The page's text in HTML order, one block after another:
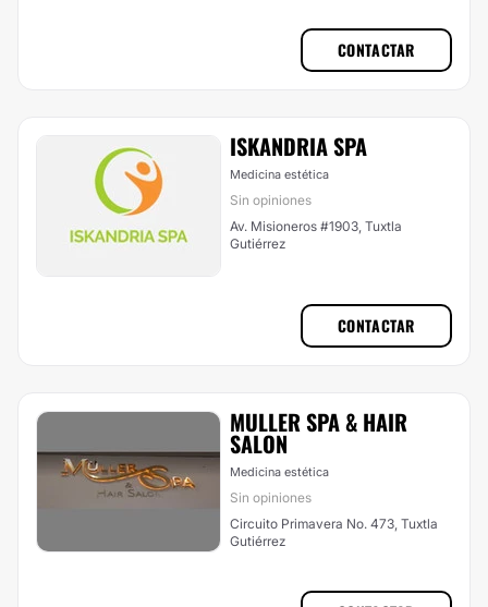
CONTACTAR
ISKANDRIA SPA
Medicina estética
Sin opiniones
Av. Misioneros #1903, Tuxtla
Gutiérrez
CONTACTAR
MULLER SPA & HAIR
SALON
Medicina estética
Sin opiniones
Circuito Primavera No. 473, Tuxtla
Gutiérrez